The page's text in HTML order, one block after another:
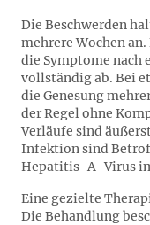
Die Beschwerden
mehrere Wochen
die Symptome nach
vollständig ab. Bei
die Genesung
der Regel ohne
Verläufe sind
Infektion sind
Hepatitis-A-Virus
Eine gezielte
Die Behandlung